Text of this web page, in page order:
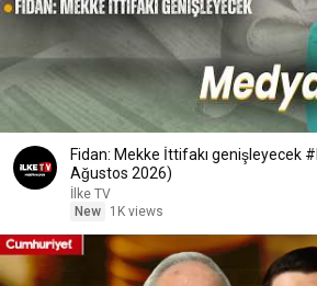
Fidan: Mekke İttifakı genişleyecek
Ağustos 2026)
İlke TV
New
1K views